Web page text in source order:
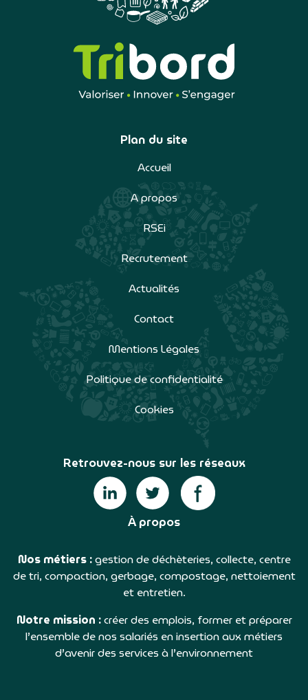
Plan du site
Accueil
A propos
RSEi
Recrutement
Actualités
Contact
Mentions Légales
Politique de confidentialité
Cookies
Retrouvez-nous sur les réseaux
À propos
Nos métiers :gestion de déchèteries, collecte, centre
de tri, compaction, gerbage, compostage, nettoiement
et entretien.
Notre mission :créer des emplois, former et préparer
l’ensemble de nos salariés en insertion aux métiers
d’avenir des services à l’environnement